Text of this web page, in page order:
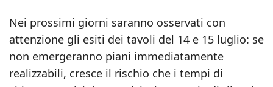
Nei prossimi giorni saranno osservati con
attenzione gli esiti dei tavoli del 14 e 15 luglio: se
non emergeranno piani immediatamente
realizzabili, cresce il rischio che i tempi di